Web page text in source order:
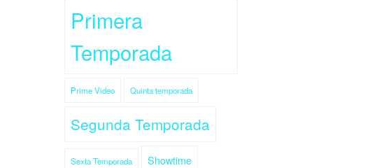
Primera
Temporada
Prime Video Quinta temporada
Segunda Temporada
Sexta Temporada Showtime